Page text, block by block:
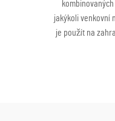
jakýkoli venkovní
je použít na